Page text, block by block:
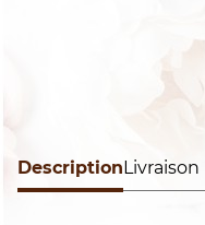
DescriptionLivraison
Alternative: